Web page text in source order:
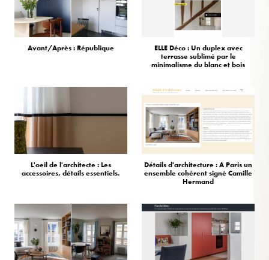
Avant/Après : République
ELLE Déco : Un duplex avec
terrasse sublimé par le
minimalisme du blanc et bois
L'oeil de l'architecte : Les
accessoires, détails essentiels.
Détails d'architecture : A Paris un
ensemble cohérent signé Camille
Hermand